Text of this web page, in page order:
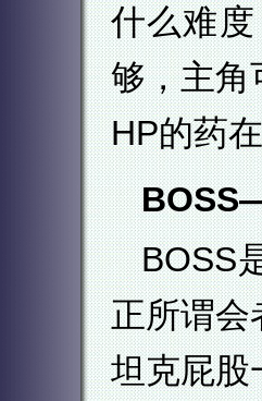
什么难
够，主角
HP的药
BOSS
正所谓会
坦克屁股